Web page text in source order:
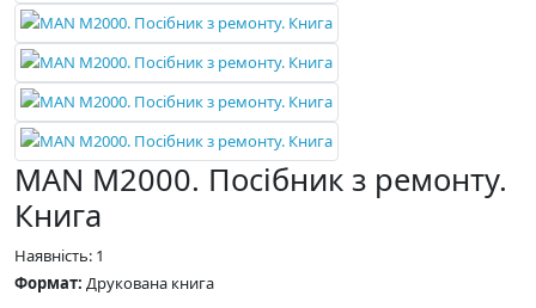
MAN M2000. Посібник з ремонту.
Книга
Наявність: 1
Формат: Друкована книга